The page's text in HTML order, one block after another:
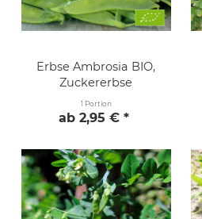
Erbse Ambrosia BIO,
Zuckererbse
1 Portion
ab 2,95 € *